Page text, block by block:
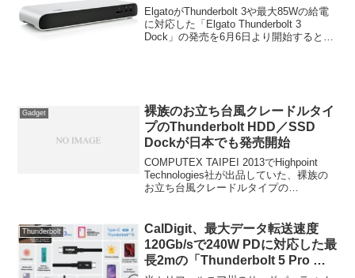
より発売。
ElgatoがThunderbolt 3や最大85Wの給電
に対応した「Elgato Thunderbolt 3
Dock」の発売を6月6日より開始すると発
Gadget
裸族のお立ち台風クレードルタイ
プのThunderbolt HDD／SSD
Dockが日本でも発売開始
COMPUTEX TAIPEI 2013でHighpoint
Technologies社が出品していた、裸族の
お立ち台風クレードルタイプの
するそうです。詳細は以下から。
Thunderbolt
CalDigit、最大データ転送速度
120Gb/sで240W PDに対応した最
長2mの「Thunderbolt 5 Pro ケ